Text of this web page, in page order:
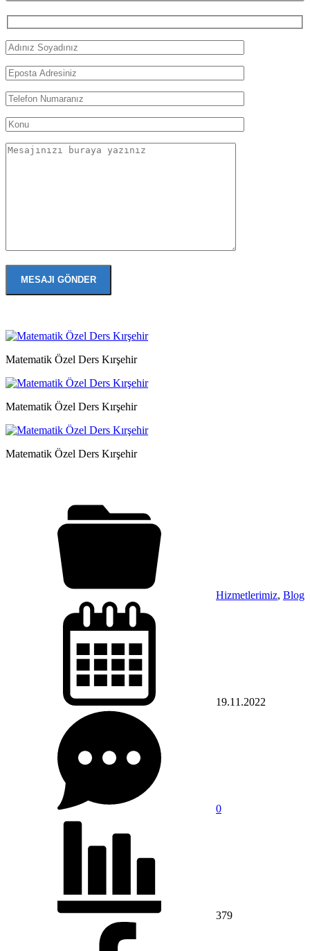
Matematik Özel Ders Kırşehir
Matematik Özel Ders Kırşehir
Matematik Özel Ders Kırşehir
Hizmetlerimiz, Blog
19.11.2022
0
379